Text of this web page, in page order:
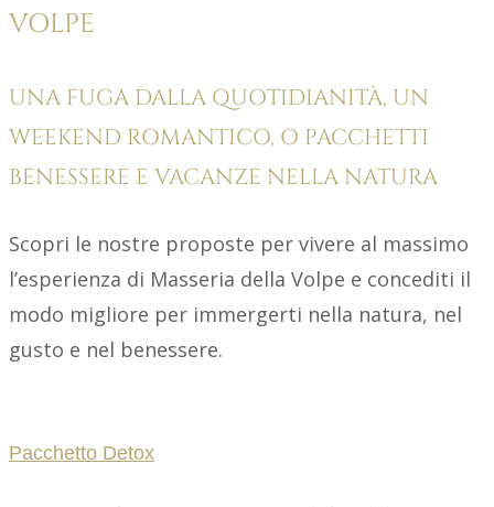
VOLPE
UNA FUGA DALLA QUOTIDIANITÀ, UN
WEEKEND ROMANTICO, O PACCHETTI
BENESSERE E VACANZE NELLA NATURA
Scopri le nostre proposte per vivere al massimo
l’esperienza di Masseria della Volpe e concediti il
modo migliore per immergerti nella natura, nel
gusto e nel benessere.
Pacchetto Detox